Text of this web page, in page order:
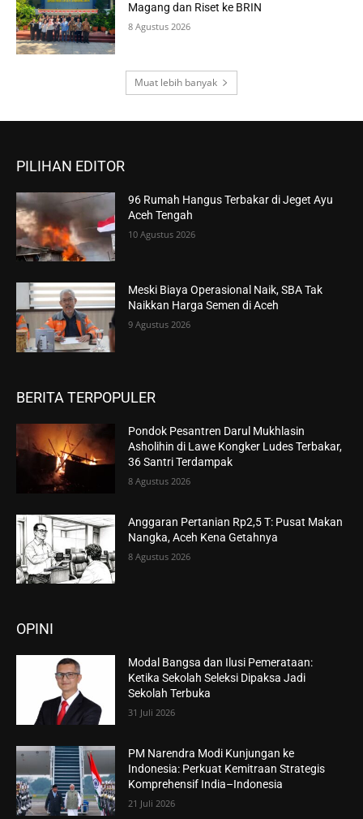
Magang dan Riset ke BRIN
8 Agustus 2026
Muat lebih banyak
PILIHAN EDITOR
96 Rumah Hangus Terbakar di Jeget Ayu
Aceh Tengah
10 Agustus 2026
Meski Biaya Operasional Naik, SBA Tak
Naikkan Harga Semen di Aceh
9 Agustus 2026
BERITA TERPOPULER
Pondok Pesantren Darul Mukhlasin
Asholihin di Lawe Kongker Ludes Terbakar,
36 Santri Terdampak
8 Agustus 2026
Anggaran Pertanian Rp2,5 T: Pusat Makan
Nangka, Aceh Kena Getahnya
8 Agustus 2026
OPINI
Modal Bangsa dan Ilusi Pemerataan:
Ketika Sekolah Seleksi Dipaksa Jadi
Sekolah Terbuka
31 Juli 2026
PM Narendra Modi Kunjungan ke
Indonesia: Perkuat Kemitraan Strategis
Komprehensif India–Indonesia
21 Juli 2026